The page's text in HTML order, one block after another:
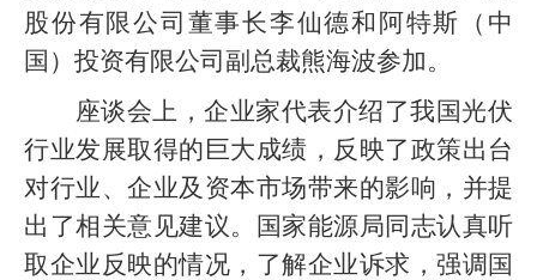
股份有限公司董事长李仙德和阿特斯（中
国）投资有限公司副总裁熊海波参加。
座谈会上，企业家代表介绍了我国光伏
行业发展取得的巨大成绩，反映了政策出台
对行业、企业及资本市场带来的影响，并提
出了相关意见建议。国家能源局同志认真听
取企业反映的情况，了解企业诉求，强调国